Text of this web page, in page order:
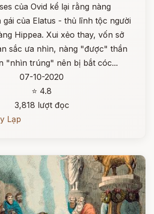
của Ovid kể lại rằng nàng
gái của Elatus - thủ lĩnh tộc người
Hippea. Xui xẻo thay, vốn sở
sắc ưa nhìn, nàng "được" thần
"nhìn trúng" nên bị bắt cóc...
07-10-2020
⭐ 4.8
3,818 lượt đọc
Lạp